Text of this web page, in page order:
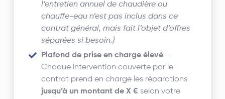
l’entretien annuel de chaudière ou
chauffe-eau n’est pas inclus dans ce
contrat général, mais fait l’objet d’offres
séparées si besoin.)
Plafond de prise en charge élevé –
Chaque intervention couverte par le
contrat prend en charge les réparations
jusqu’à un montant de X € selon votre